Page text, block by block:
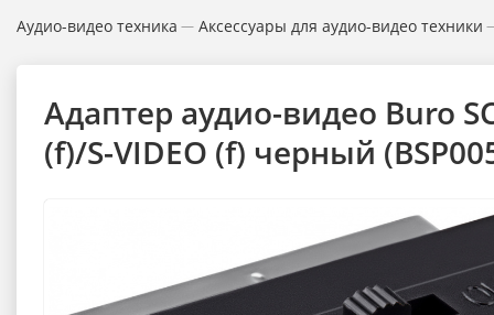
Аудио-видео техника — Аксессуары для аудио-видео техники
Адаптер аудио-видео Buro
(f)/S-VIDEO (f) черный